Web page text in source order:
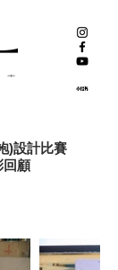
)設計比賽
回顧